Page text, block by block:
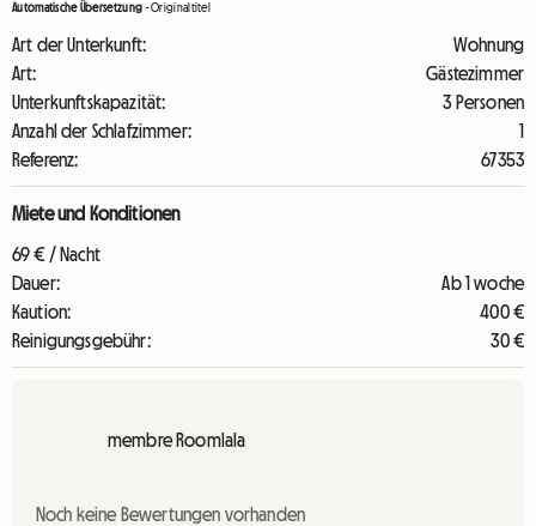
Automatische Übersetzung -Originaltitel
Art der Unterkunft:
Wohnung
Art:
Gästezimmer
Unterkunftskapazität:
3 Personen
Anzahl der Schlafzimmer:
1
Referenz:
67353
Miete und Konditionen
69 € / Nacht
Dauer:
Ab 1 woche
Kaution:
400 €
Reinigungsgebühr:
30 €
membre Roomlala
Noch keine Bewertungen vorhanden